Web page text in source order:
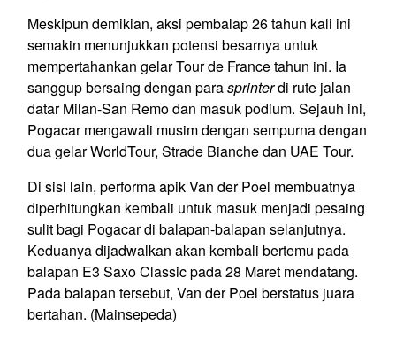
Meskipun demikian, aksi pembalap 26 tahun kali ini
semakin menunjukkan potensi besarnya untuk
mempertahankan gelar Tour de France tahun ini. Ia
sanggup bersaing dengan parasprinterdi rute jalan
datar Milan-San Remo dan masuk podium. Sejauh ini,
Pogacar mengawali musim dengan sempurna dengan
dua gelar WorldTour, Strade Bianche dan UAE Tour.
Di sisi lain, performa apik Van der Poel membuatnya
diperhitungkan kembali untuk masuk menjadi pesaing
sulit bagi Pogacar di balapan-balapan selanjutnya.
Keduanya dijadwalkan akan kembali bertemu pada
balapan E3 Saxo Classic pada 28 Maret mendatang.
Pada balapan tersebut, Van der Poel berstatus juara
bertahan. (Mainsepeda)